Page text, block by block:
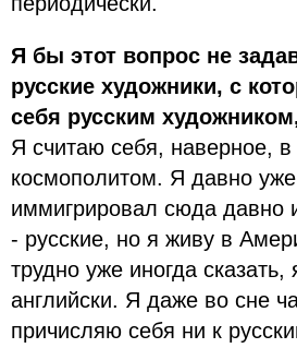
Я бы этот вопрос не
русские художники, с
себя русским
Я считаю себя, наверное,
космополитом. Я давно
иммигрировал сюда давно
- русские, но я живу в
трудно уже иногда
английски. Я даже во сне
причисляю себя ни к